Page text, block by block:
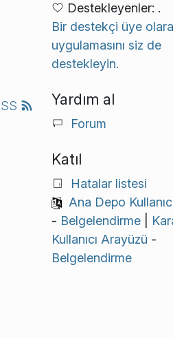
Destekleyenler: .
Bir destekçi üye
uygulamasını siz de
destekleyin.
Yardım al
Forum
Katıl
Hatalar listesi
Ana Depo
- Belgelendirme|
Kullanıcı Arayüzü -
Belgelendirme